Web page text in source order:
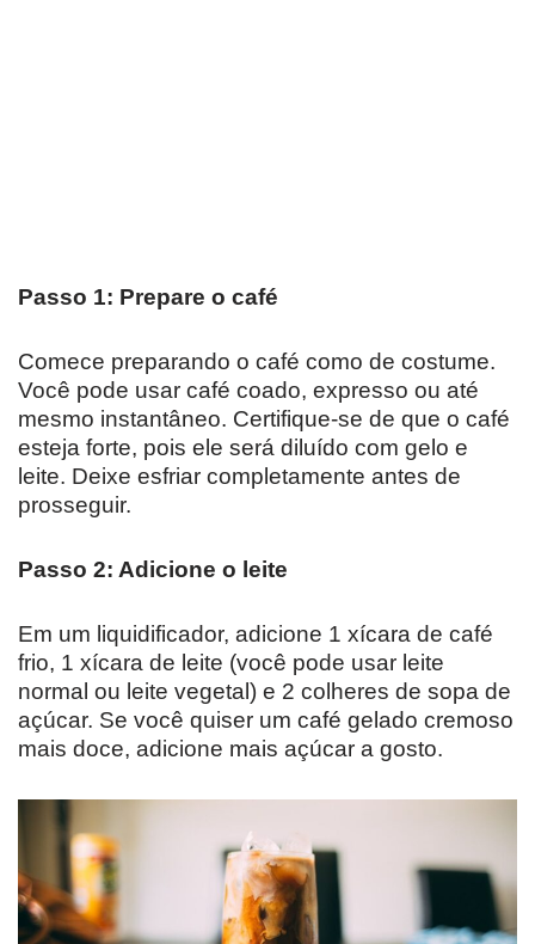
Passo 1: Prepare o café
Comece preparando o café como de costume.
Você pode usar café coado, expresso ou até
mesmo instantâneo. Certifique-se de que o café
esteja forte, pois ele será diluído com gelo e
leite. Deixe esfriar completamente antes de
prosseguir.
Passo 2: Adicione o leite
Em um liquidificador, adicione 1 xícara de café
frio, 1 xícara de leite (você pode usar leite
normal ou leite vegetal) e 2 colheres de sopa de
açúcar. Se você quiser um café gelado cremoso
mais doce, adicione mais açúcar a gosto.